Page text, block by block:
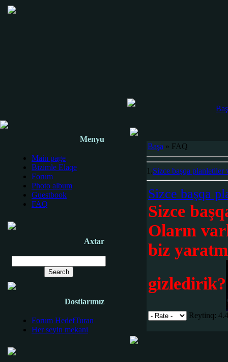
Menyu
Main page
Bizimle Elaqe
Forum
Photo album
Guestbook
FAQ
Axtar
Dostlarımız
Forum HedefTuran
Her seyin mekani
Başa » FAQ
1.Sizce başqa
Sizce başqa
Sizce
Oların
biz
gizledirik?
Reytinq: